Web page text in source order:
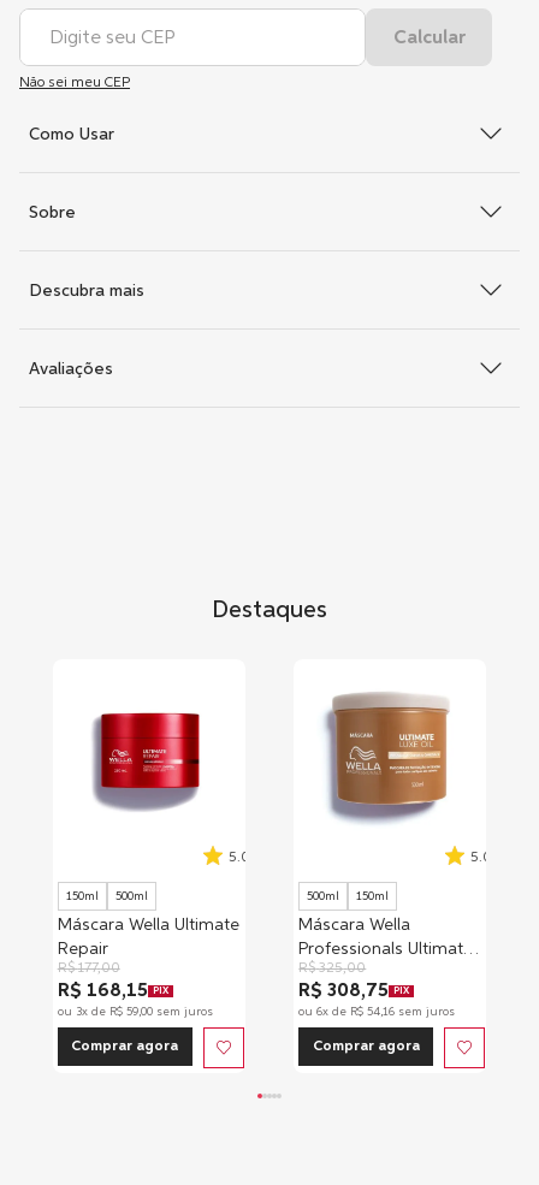
Não sei meu CEP
Como Usar
Sobre
Descubra mais
Avaliações
Destaques
5.0
150ml 500ml
Máscara Wella Ultimate
Repair
R$ 177,00
R$ 168,15 PIX
ou 3x de R$ 59,00sem juros
Comprar agora
5.0
500ml 150ml
Máscara Wella
Professionals Ultimate
Luxe Oil
R$ 325,00
R$ 308,75 PIX
ou6x de R$ 54,16 sem juros
Comprar agora